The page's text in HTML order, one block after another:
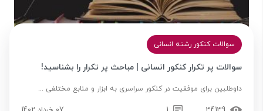
سوالات کنکور رشته انسانی
سوالات پر تکرار کنکور انسانی | مباحث پر تکرار را بشناسید!
داوطلبین برای موفقیت در کنکور سراسری به ابزار و منابع مختلفی ...